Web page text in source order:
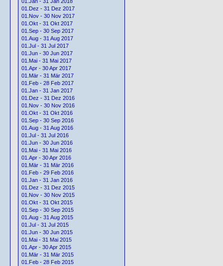
01.Dez - 31 Dez 2017
01.Nov - 30 Nov 2017
01.Okt - 31 Okt 2017
01.Sep - 30 Sep 2017
01.Aug - 31 Aug 2017
01.Jul - 31 Jul 2017
01.Jun - 30 Jun 2017
01.Mai - 31 Mai 2017
01.Apr - 30 Apr 2017
01.Mär - 31 Mär 2017
01.Feb - 28 Feb 2017
01.Jan - 31 Jan 2017
01.Dez - 31 Dez 2016
01.Nov - 30 Nov 2016
01.Okt - 31 Okt 2016
01.Sep - 30 Sep 2016
01.Aug - 31 Aug 2016
01.Jul - 31 Jul 2016
01.Jun - 30 Jun 2016
01.Mai - 31 Mai 2016
01.Apr - 30 Apr 2016
01.Mär - 31 Mär 2016
01.Feb - 29 Feb 2016
01.Jan - 31 Jan 2016
01.Dez - 31 Dez 2015
01.Nov - 30 Nov 2015
01.Okt - 31 Okt 2015
01.Sep - 30 Sep 2015
01.Aug - 31 Aug 2015
01.Jul - 31 Jul 2015
01.Jun - 30 Jun 2015
01.Mai - 31 Mai 2015
01.Apr - 30 Apr 2015
01.Mär - 31 Mär 2015
01.Feb - 28 Feb 2015